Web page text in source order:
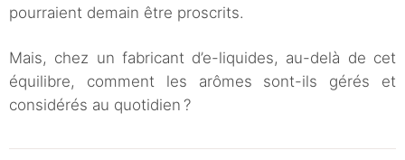
pourraient demain être proscrits.
Mais, chez un fabricant d’e-liquides, au-delà de cet
équilibre, comment les arômes sont-ils gérés et
considérés au quotidien ?